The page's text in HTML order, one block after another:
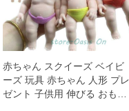
赤ちゃん スクイーズ ベイビ
ーズ 玩具 赤ちゃん 人形 プレ
ゼント 子供用 伸びる おもち